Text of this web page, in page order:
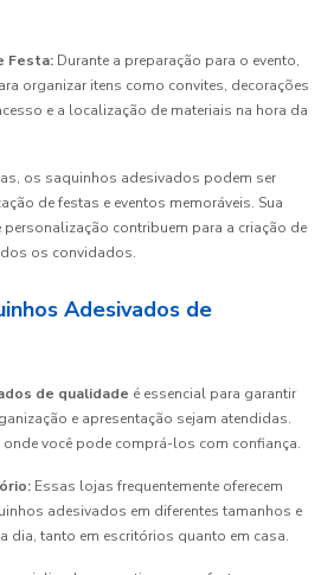
Festa: Durante a preparação para o evento,
organizar itens como convites, decorações
e a localização de materiais na hora da
os saquinhos adesivados podem ser
de festas e eventos memoráveis. Sua
contribuem para a criação de
os convidados.
Adesivados de
de qualidade é essencial para garantir
e apresentação sejam atendidas.
você pode comprá-los com confiança.
Essas lojas frequentemente oferecem
adesivados em diferentes tamanhos e
dia, tanto em escritórios quanto em casa.